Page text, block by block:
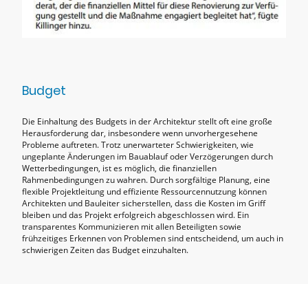
Budget
Die Einhaltung des Budgets in der Architektur stellt oft eine große
Herausforderung dar, insbesondere wenn unvorhergesehene
Probleme auftreten. Trotz unerwarteter Schwierigkeiten, wie
ungeplante Änderungen im Bauablauf oder Verzögerungen durch
Wetterbedingungen, ist es möglich, die finanziellen
Rahmenbedingungen zu wahren. Durch sorgfältige Planung, eine
flexible Projektleitung und effiziente Ressourcennutzung können
Architekten und Bauleiter sicherstellen, dass die Kosten im Griff
bleiben und das Projekt erfolgreich abgeschlossen wird. Ein
transparentes Kommunizieren mit allen Beteiligten sowie
frühzeitiges Erkennen von Problemen sind entscheidend, um auch in
schwierigen Zeiten das Budget einzuhalten.